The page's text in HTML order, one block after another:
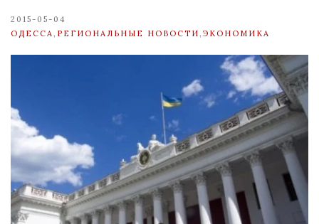
2015-05-04
ОДЕССА
РЕГИОНАЛЬНЫЕ НОВОСТИ ЭКОНОМИКА